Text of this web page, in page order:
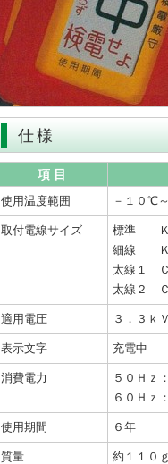
仕様
項 目
使用温度範囲 －１０℃
取付電線サイズ
標準 Ｋ
細線 Ｋ
太線１
太線２
適用電圧 ３．３ｋ
表示文字 充電中
消費電力
５０Ｈｚ
６０Ｈｚ
使用期間 ６年
質量 約１１０